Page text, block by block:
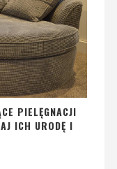
PIELĘGNACJI
ICH URODĘ I